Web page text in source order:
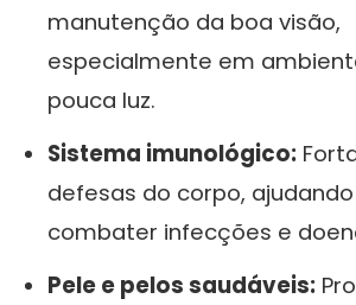
manutenção da boa visão,
especialmente em
pouca luz.
Sistema imunológico:
defesas do corpo,
combater infecções e
Pele e pelos saudáveis: